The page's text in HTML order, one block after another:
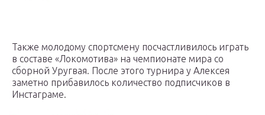
Также молодому спортсмену посчастливилось играть
в составе «Локомотива» на чемпионате мира со
сборной Уругвая. После этого турнира у Алексея
заметно прибавилось количество подписчиков в
Инстаграме.